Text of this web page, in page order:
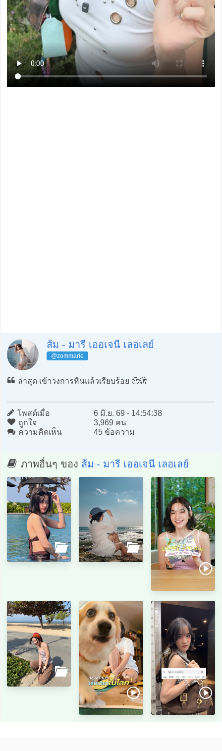
ส้ม - มารี เออเจนี เลอเลย์
@zommarie
ล่าสุด เข้าวงการหินแล้วเรียบร้อย 🥹🫣
โพสต์เมื่อ
6 มิ.ย. 69 - 14:54:38
ถูกใจ
3,969 คน
ความคิดเห็น
45 ข้อความ
ภาพอื่นๆ ของ ส้ม - มารี เออเจนี เลอเลย์